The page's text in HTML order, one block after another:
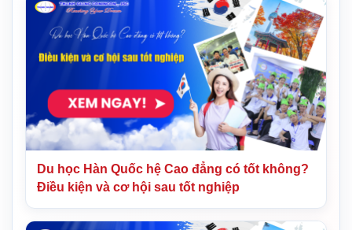
Du học Hàn Quốc hệ Cao đẳng có tốt không?
Điều kiện và cơ hội sau tốt nghiệp